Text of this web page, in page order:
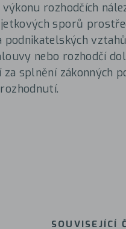
rozhodčích
sporů
nebo rozhodčí
splnění zákonných
SOUVISEJÍCÍ